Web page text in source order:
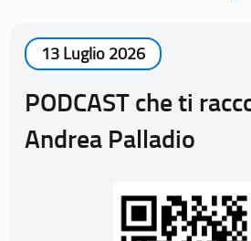
13 Luglio 2026
PODCAST che ti
Andrea Palladio